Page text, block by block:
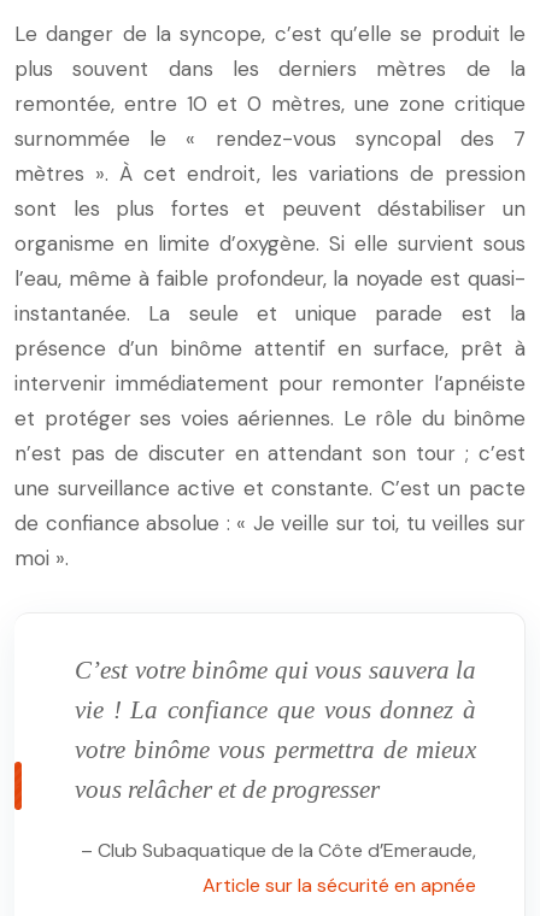
Le danger de la syncope, c’est qu’elle se produit le
plus souvent dans les derniers mètres de la
remontée, entre 10 et 0 mètres, une zone critique
surnommée le « rendez-vous syncopal des 7
mètres ». À cet endroit, les variations de pression
sont les plus fortes et peuvent déstabiliser un
organisme en limite d’oxygène. Si elle survient sous
l’eau, même à faible profondeur, la noyade est quasi-
instantanée. La seule et unique parade est la
présence d’un binôme attentif en surface, prêt à
intervenir immédiatement pour remonter l’apnéiste
et protéger ses voies aériennes. Le rôle du binôme
n’est pas de discuter en attendant son tour ; c’est
une surveillance active et constante. C’est un pacte
de confiance absolue : « Je veille sur toi, tu veilles sur
moi ».
C’est votre binôme qui vous sauvera la
vie ! La confiance que vous donnez à
votre binôme vous permettra de mieux
vous relâcher et de progresser
– Club Subaquatique de la Côte d’Emeraude,
Article sur la sécurité en apnée